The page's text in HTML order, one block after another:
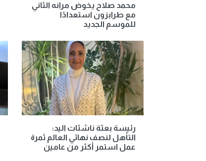
محمد صلاح يخوض مرانه الثاني
مع طرابزون استعدادًا
للموسم الجديد
رئيسة بعثة ناشئات اليد:
التأهل لنصف نهائي العالم ثمرة
عمل استمر أكثر من عامين